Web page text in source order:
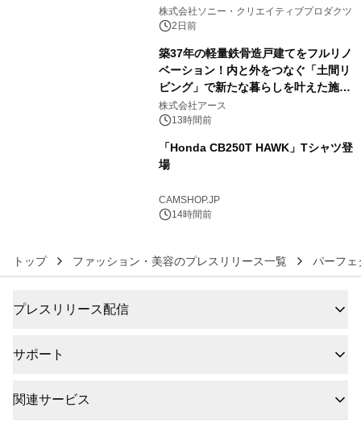
ラボレーション サウナイキタイコラ
ボグッズも発売決定！
株式会社ソニー・クリエイティブプロダクツ
2日前
築37年の軽量鉄骨造戸建てをフルリノ
ベーション！内と外をつなぐ「土間リ
ビング」で新たな暮らしを叶えた施工
事例を株式会社アースが公開
株式会社アース
13時間前
「Honda CB250T HAWK」Tシャツ登
場
CAMSHOP.JP
14時間前
トップ ファッション・美容のプレスリリース一覧 パーフェ
プレスリリース配信
サポート
関連サービス